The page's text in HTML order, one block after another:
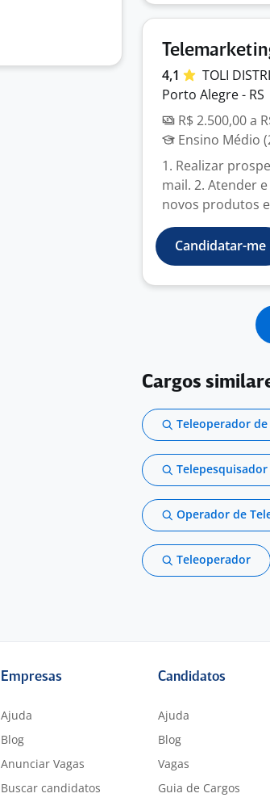
4,1 TOLI
Porto Alegre - RS
R$ 2.500,00 a
Ensino Médio
1. Realizar
mail. 2. Atender
novos produtos
Candidatar-me
Cargos
Teleoperador
Telepesquisador
Operador de
Teleoperador
Empresas
Ajuda
Blog
Anunciar Vagas
Buscar candidatos
Candidatos
Ajuda
Blog
Vagas
Guia de Cargos